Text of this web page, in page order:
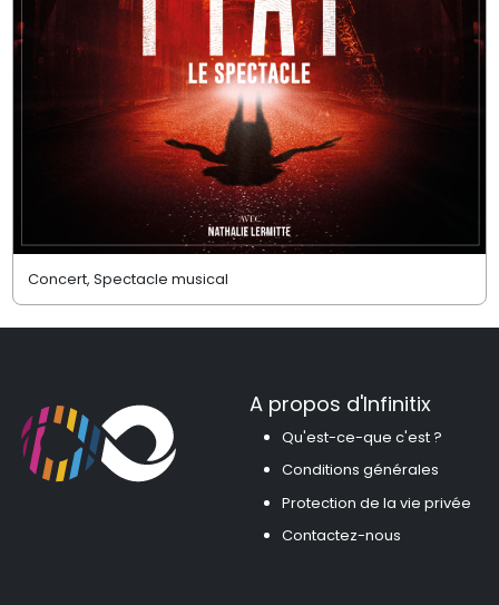
Concert, Spectacle musical
A propos d'Infinitix
Qu'est-ce-que c'est ?
Conditions générales
Protection de la vie privée
Contactez-nous